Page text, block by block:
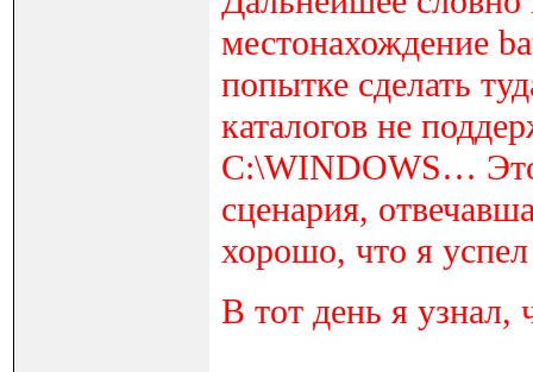
местонахождение
попытке сделать
каталогов не
C:\WINDOWS…
сценария,
хорошо, что я
В тот день я узнал,